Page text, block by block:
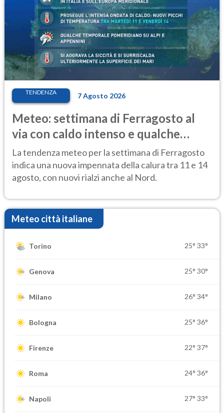
TENDENZA 7 Agosto 2026
Meteo: settimana di Ferragosto al
via con caldo intenso e qualche
temporale
La tendenza meteo per la settimana di Ferragosto
indica una nuova impennata della calura tra 11 e 14
agosto, con nuovi rialzi anche al Nord.
Meteo città italiane
Torino 25° 33°
Genova 25° 30°
Milano 26° 34°
Bologna 25° 36°
Firenze 22° 37°
Roma 24° 36°
Napoli 27° 33°